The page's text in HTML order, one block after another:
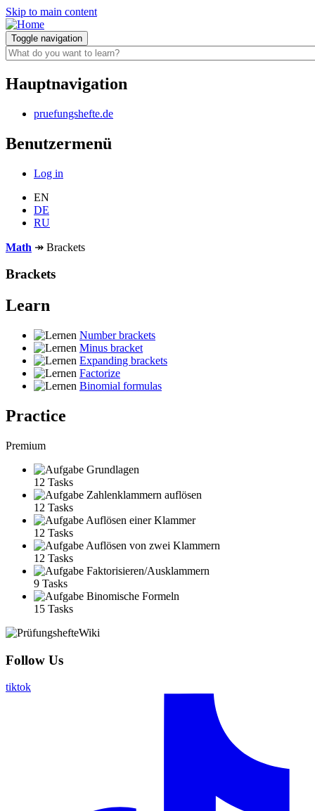
Skip to main content
Toggle navigation
Hauptnavigation
pruefungshefte.de
Benutzermenü
Log in
EN
DE
RU
Math ↠ Brackets
Brackets
Learn
Number brackets
Minus bracket
Expanding brackets
Factorize
Binomial formulas
Practice
Premium
Grundlagen
12 Tasks
Zahlenklammern auflösen
12 Tasks
Auflösen einer Klammer
12 Tasks
Auflösen von zwei Klammern
12 Tasks
Faktorisieren/Ausklammern
9 Tasks
Binomische Formeln
15 Tasks
Follow Us
tiktok